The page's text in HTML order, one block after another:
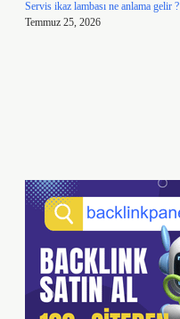
Servis ikaz lambası ne anlama gelir ?
Temmuz 25, 2026